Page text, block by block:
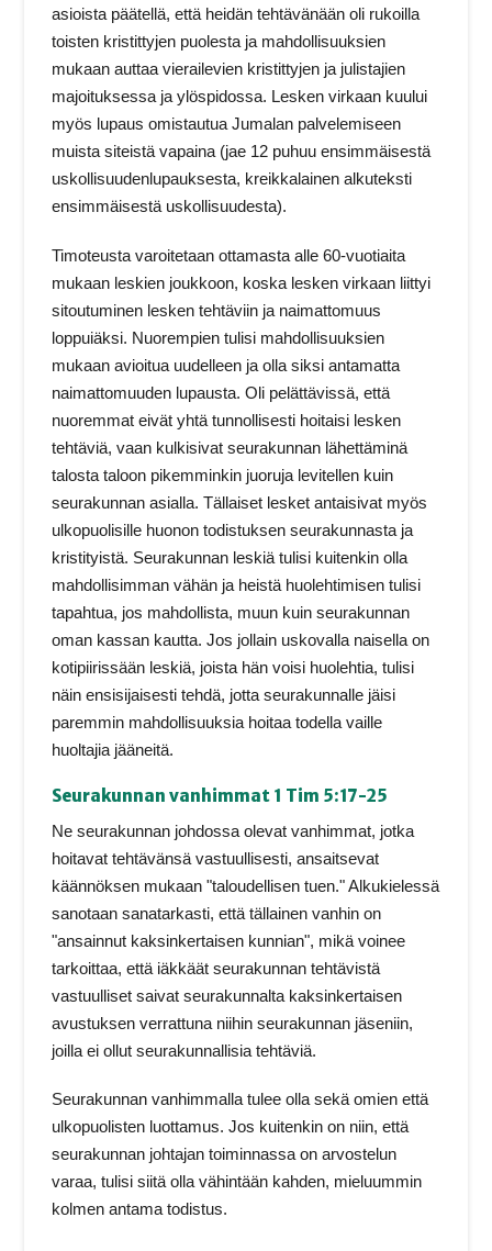
asioista päätellä, että heidän tehtävänään oli rukoilla
toisten kristittyjen puolesta ja mahdollisuuksien
mukaan auttaa vierailevien kristittyjen ja julistajien
majoituksessa ja ylöspidossa. Lesken virkaan kuului
myös lupaus omistautua Jumalan palvelemiseen
muista siteistä vapaina (jae 12 puhuu ensimmäisestä
uskollisuudenlupauksesta, kreikkalainen alkuteksti
ensimmäisestä uskollisuudesta).
Timoteusta varoitetaan ottamasta alle 60-vuotiaita
mukaan leskien joukkoon, koska lesken virkaan liittyi
sitoutuminen lesken tehtäviin ja naimattomuus
loppuiäksi. Nuorempien tulisi mahdollisuuksien
mukaan avioitua uudelleen ja olla siksi antamatta
naimattomuuden lupausta. Oli pelättävissä, että
nuoremmat eivät yhtä tunnollisesti hoitaisi lesken
tehtäviä, vaan kulkisivat seurakunnan lähettäminä
talosta taloon pikemminkin juoruja levitellen kuin
seurakunnan asialla. Tällaiset lesket antaisivat myös
ulkopuolisille huonon todistuksen seurakunnasta ja
kristityistä. Seurakunnan leskiä tulisi kuitenkin olla
mahdollisimman vähän ja heistä huolehtimisen tulisi
tapahtua, jos mahdollista, muun kuin seurakunnan
oman kassan kautta. Jos jollain uskovalla naisella on
kotipiirissään leskiä, joista hän voisi huolehtia, tulisi
näin ensisijaisesti tehdä, jotta seurakunnalle jäisi
paremmin mahdollisuuksia hoitaa todella vaille
huoltajia jääneitä.
Seurakunnan vanhimmat 1 Tim 5:17-25
Ne seurakunnan johdossa olevat vanhimmat, jotka
hoitavat tehtävänsä vastuullisesti, ansaitsevat
käännöksen mukaan "taloudellisen tuen." Alkukielessä
sanotaan sanatarkasti, että tällainen vanhin on
"ansainnut kaksinkertaisen kunnian", mikä voinee
tarkoittaa, että iäkkäät seurakunnan tehtävistä
vastuulliset saivat seurakunnalta kaksinkertaisen
avustuksen verrattuna niihin seurakunnan jäseniin,
joilla ei ollut seurakunnallisia tehtäviä.
Seurakunnan vanhimmalla tulee olla sekä omien että
ulkopuolisten luottamus. Jos kuitenkin on niin, että
seurakunnan johtajan toiminnassa on arvostelun
varaa, tulisi siitä olla vähintään kahden, mieluummin
kolmen antama todistus.